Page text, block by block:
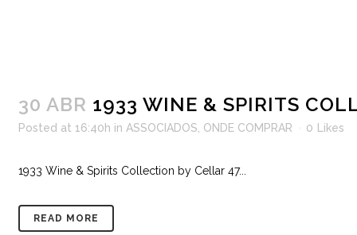
30 ABR 1933 WINE & SPIRITS
Posted at 16:40h in ASSOCIADOS ONDE COMPRAR 0 Likes
1933 Wine & Spirits Collection by Cellar 47...
READ MORE